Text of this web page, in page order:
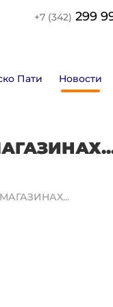
+7 (342) 299
Пати Новости